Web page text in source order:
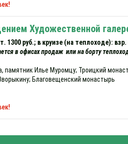
Художественной
руб.; в круизе (на теплоходе): взр.
в офисах продаж или на борту
памятник Илье Муромцу; Троицкий
Благовещенский монастырь